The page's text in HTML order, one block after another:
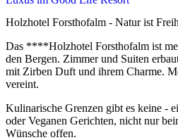
Holzhotel Forsthofalm - Natur ist
Das ****Holzhotel Forsthofalm ist
den Bergen. Zimmer und Suiten
mit Zirben Duft und ihrem Charme.
vereint.
Kulinarische Grenzen gibt es keine -
oder Veganen Gerichten, nicht nur
Wünsche offen.